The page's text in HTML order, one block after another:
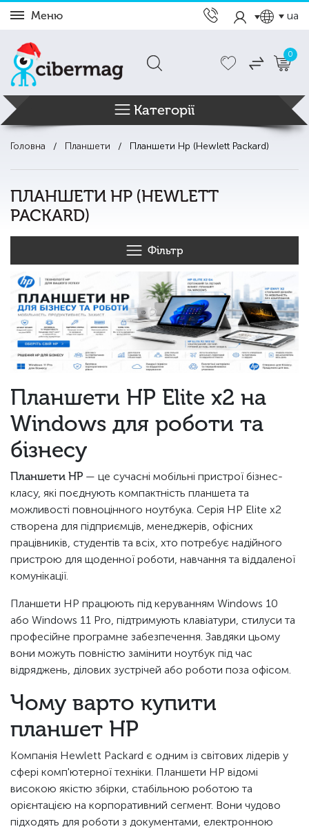
Меню ua
0
Категорії
Головна Планшети Планшети Hp (Hewlett Packard)
ПЛАНШЕТИ HP (HEWLETT
PACKARD)
Фільтр
Планшети HP Elite x2 на
Windows для роботи та
бізнесу
Планшети HP — це сучасні мобільні пристрої бізнес-
класу, які поєднують компактність планшета та
можливості повноцінного ноутбука. Серія HP Elite x2
створена для підприємців, менеджерів, офісних
працівників, студентів та всіх, хто потребує надійного
пристрою для щоденної роботи, навчання та віддаленої
комунікації.
Планшети HP працюють під керуванням Windows 10
або Windows 11 Pro, підтримують клавіатури, стилуси та
професійне програмне забезпечення. Завдяки цьому
вони можуть повністю замінити ноутбук під час
відряджень, ділових зустрічей або роботи поза офісом.
Чому варто купити
планшет HP
Компанія Hewlett Packard є одним із світових лідерів у
сфері комп'ютерної техніки. Планшети HP відомі
високою якістю збірки, стабільною роботою та
орієнтацією на корпоративний сегмент. Вони чудово
підходять для роботи з документами, електронною